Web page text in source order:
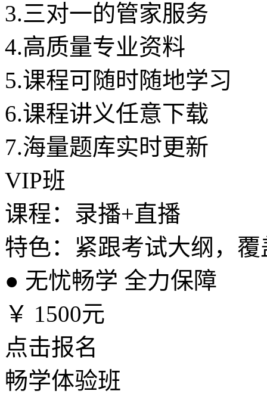
3.三对一的管家服务
4.高质量专业资料
5.课程可随时随地学习
6.课程讲义任意下载
7.海量题库实时更新
VIP班
课程：录播+直播
特色：紧跟考试大纲，
● 无忧畅学 全力保障
￥ 1500元
点击报名
畅学体验班